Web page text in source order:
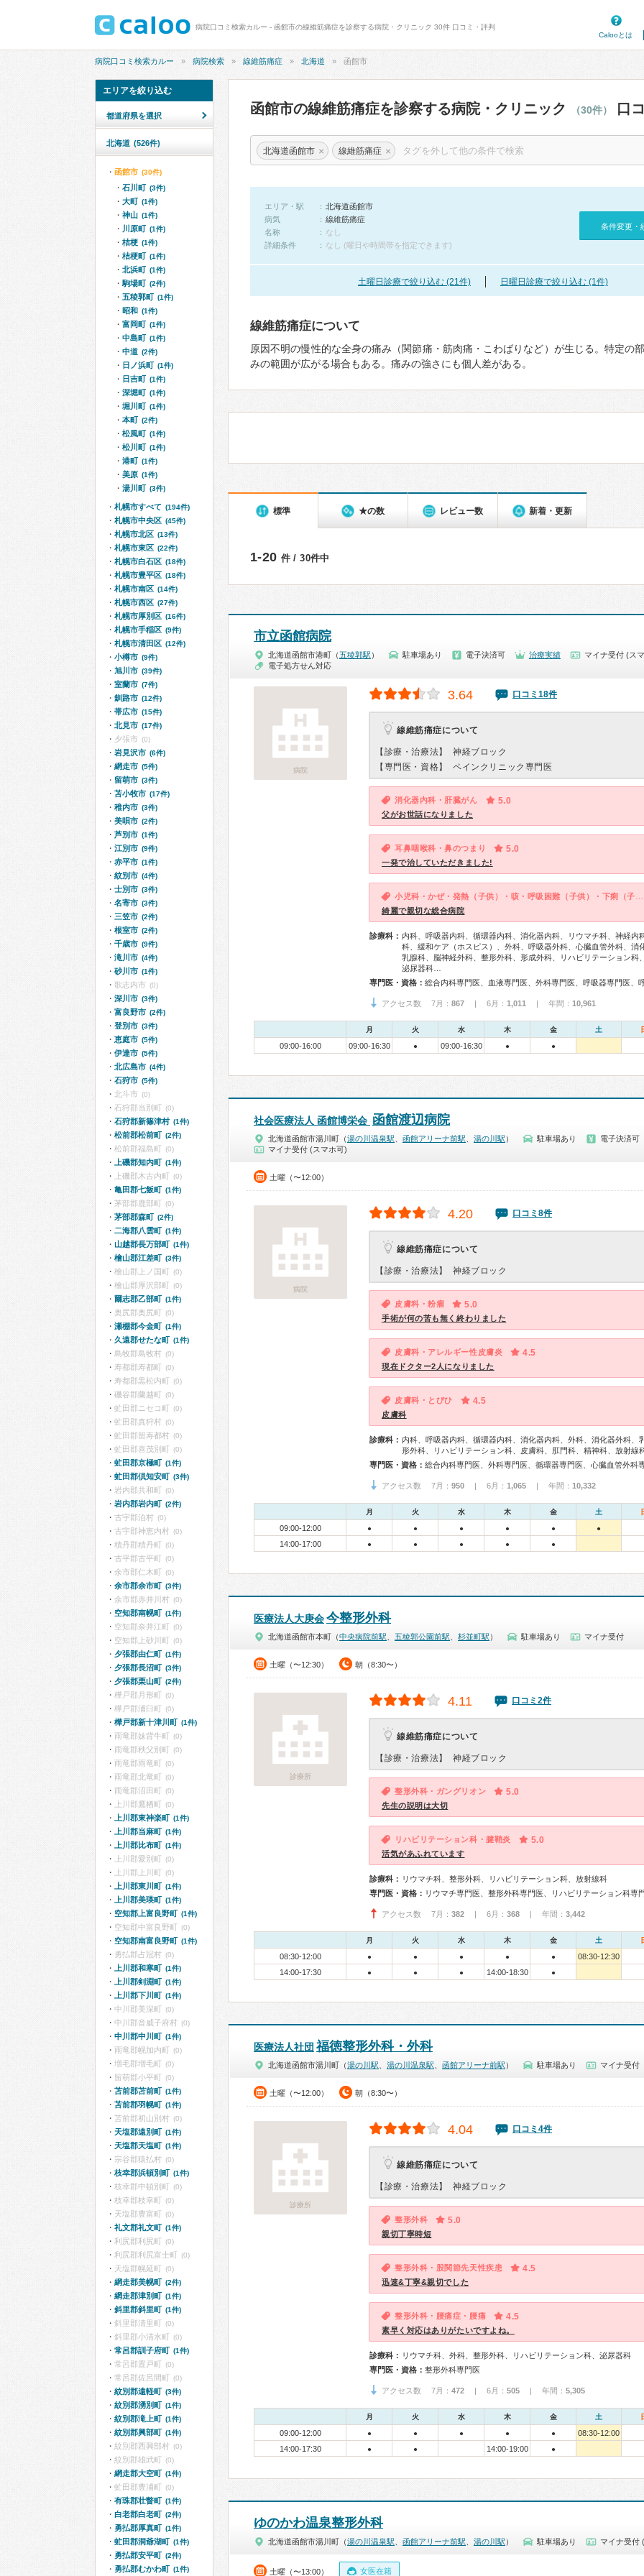
病院口コミ検索カルー - 函館市の線維筋痛症を診察する病院・クリニック 30件 口コミ・評判
Calooとは
病院口コミ検索カルー 病院検索 線維筋痛症 北海道 函館市
函館市の線維筋痛症を診察する病院・クリニック （30件） 口
北海道函館市 × 線維筋痛症 ×
エリア・駅
北海道函館市
病気
線維筋痛症
名称
なし
詳細条件
なし (曜日や時間帯を指定できます)
条件変更・
土曜日診療で絞り込む (21件) 日曜日診療で絞り込む (1件)
線維筋痛症について
原因不明の慢性的な全身の痛み（関節痛・筋肉痛・こわばりなど）が生じる。特定の
みの範囲が広がる場合もある。痛みの強さにも個人差がある。
標準 ★の数 レビュー数 新着・更新
1-20 件 / 30件中
市立函館病院
北海道函館市港町（五稜郭駅 ） 駐車場あり 電子決済可 治療実績
マイナ受付 (ス
電子処方せん対応
病院
3.64 口コミ18件
線維筋痛症について
【診療・治療法】
神経ブロック
【専門医・資格】
ペインクリニック専門医
消化器内科・肝臓がん 5.0
父がお世話になりました
耳鼻咽喉科・鼻のつまり 5.0
一発で治していただきました!
綺麗で親切な総合病院
診療科： 内科、呼吸器内科、循環器内科、消化器内科、リウマチ科、神経内
科、緩和ケア（ホスピス）、外科、呼吸器外科、心臓血管外科、消
乳腺科、脳神経外科、整形外科、形成外科、リハビリテーション科
泌尿器科…
専門医・資格：
アクセス数 7月： 867 | 6月： 1,011 | 年間： 10,961
月 火 水 木 金 土
09:00-16:00 09:00-16:30 ● 09:00-16:30 ● ●
社会医療法人 函館博栄会 函館渡辺病院
北海道函館市湯川町（湯の川温泉駅 函館アリーナ前駅 湯の川駅 ） 駐車場あり
電子決済可
マイナ受付 (スマホ可)
土曜（〜12:00）
病院
4.20 口コミ8件
線維筋痛症について
【診療・治療法】 神経ブロック
皮膚科・粉瘤 5.0
手術が何の苦も無く終わりました
皮膚科・アレルギー性皮膚炎 4.5
現在ドクター2人になりました
皮膚科・とびひ 4.5
皮膚科
診療科： 内科、呼吸器内科、循環器内科、消化器内科、外科、消化器外科、
形外科、リハビリテーション科、皮膚科、肛門科、精神科、放射線
専門医・資格：
アクセス数 7月： 950 | 6月： 1,065 | 年間： 10,332
月 火 水 木 金 土
09:00-12:00 ● ● ● ● ● ●
14:00-17:00 ● ● ● ● ●
医療法人大庚会今整形外科
北海道函館市本町（中央病院前駅 五稜郭公園前駅 杉並町駅 ） 駐車場あり マイナ受付
土曜（〜12:30） 朝（8:30〜）
診療所
4.11 口コミ2件
線維筋痛症について
【診療・治療法】 神経ブロック
整形外科・ガングリオン 5.0
先生の説明は大切
リハビリテーション科・腱鞘炎 5.0
活気があふれています
診療科： リウマチ科、整形外科、リハビリテーション科、放射線科
専門医・資格： リウマチ専門医、整形外科専門医、リハビリテーション科専
アクセス数 7月： 382 | 6月： 368 | 年間： 3,442
月 火 水 木 金 土
08:30-12:00 ● ● ● ● ●
08:30-12:30
14:00-17:30
● ● ● 14:00-18:30 ●
医療法人社団 福徳整形外科・外科
北海道函館市湯川町（湯の川駅 湯の川温泉駅 函館アリーナ前駅 ） 駐車場あり マイナ受付
土曜（〜12:00） 朝（8:30〜）
診療所
4.04 口コミ4件
線維筋痛症について
【診療・治療法】 神経ブロック
整形外科 5.0
親切丁寧時短
整形外科・股関節先天性疾患 4.5
迅速&丁寧&親切でした
整形外科・腰痛症・腰痛 4.5
素早く対応はありがたいですよね。
診療科： リウマチ科、外科、整形外科、リハビリテーション科、泌尿器科
専門医・資格： 整形外科専門医
アクセス数 7月： 472 | 6月： 505 | 年間： 5,305
月 火 水 木 金 土
09:00-12:00 ● ● ● ● ●
08:30-12:00
14:00-17:30
● ● 14:00-19:00 ●
ゆのかわ温泉整形外科
北海道函館市湯川町（湯の川温泉駅 函館アリーナ前駅 湯の川駅 ） 駐車場あり マイナ受付
土曜（〜13:00） 女医在籍
エリアを絞り込む
都道府県を選択
北海道 (526件)
函館市 (30件)
石川町 (3件)
大町 (1件)
神山 (1件)
川原町 (1件)
桔梗 (1件)
桔梗町 (1件)
北浜町 (1件)
駒場町 (2件)
五稜郭町 (1件)
昭和 (1件)
富岡町 (1件)
中島町 (1件)
中道 (2件)
日ノ浜町 (1件)
日吉町 (1件)
深堀町 (1件)
堀川町 (1件)
本町 (2件)
松風町 (1件)
松川町 (1件)
港町 (1件)
美原 (1件)
湯川町 (3件)
札幌市すべて (194件)
札幌市中央区 (45件)
札幌市北区 (13件)
札幌市東区 (22件)
札幌市白石区 (18件)
札幌市豊平区 (18件)
札幌市南区 (14件)
札幌市西区 (27件)
札幌市厚別区 (16件)
札幌市手稲区 (9件)
札幌市清田区 (12件)
小樽市 (9件)
旭川市 (39件)
室蘭市 (7件)
釧路市 (12件)
帯広市 (15件)
北見市 (17件)
夕張市 (0)
岩見沢市 (6件)
網走市 (5件)
留萌市 (3件)
苫小牧市 (17件)
稚内市 (3件)
美唄市 (2件)
芦別市 (1件)
江別市 (9件)
赤平市 (1件)
紋別市 (4件)
士別市 (3件)
名寄市 (3件)
三笠市 (2件)
根室市 (2件)
千歳市 (9件)
滝川市 (4件)
砂川市 (1件)
歌志内市 (0)
深川市 (3件)
富良野市 (2件)
登別市 (3件)
恵庭市 (5件)
伊達市 (5件)
北広島市 (4件)
石狩市 (5件)
北斗市 (0)
石狩郡当別町 (0)
石狩郡新篠津村 (1件)
松前郡松前町 (2件)
松前郡福島町 (0)
上磯郡知内町 (1件)
上磯郡木古内町 (0)
亀田郡七飯町 (1件)
茅部郡鹿部町 (0)
茅部郡森町 (2件)
二海郡八雲町 (1件)
山越郡長万部町 (1件)
檜山郡江差町 (3件)
檜山郡上ノ国町 (0)
檜山郡厚沢部町 (0)
爾志郡乙部町 (1件)
奥尻郡奥尻町 (0)
瀬棚郡今金町 (1件)
久遠郡せたな町 (1件)
島牧郡島牧村 (0)
寿都郡寿都町 (0)
寿都郡黒松内町 (0)
磯谷郡蘭越町 (0)
虻田郡ニセコ町 (0)
虻田郡真狩村 (0)
虻田郡留寿都村 (0)
虻田郡喜茂別町 (0)
虻田郡京極町 (1件)
虻田郡倶知安町 (3件)
岩内郡共和町 (0)
岩内郡岩内町 (2件)
古宇郡泊村 (0)
古宇郡神恵内村 (0)
積丹郡積丹町 (0)
古平郡古平町 (0)
余市郡仁木町 (0)
余市郡余市町 (3件)
余市郡赤井川村 (0)
空知郡南幌町 (1件)
空知郡奈井江町 (0)
空知郡上砂川町 (0)
夕張郡由仁町 (1件)
夕張郡長沼町 (3件)
夕張郡栗山町 (2件)
樺戸郡月形町 (0)
樺戸郡浦臼町 (0)
樺戸郡新十津川町 (1件)
雨竜郡妹背牛町 (0)
雨竜郡秩父別町 (0)
雨竜郡雨竜町 (0)
雨竜郡北竜町 (0)
雨竜郡沼田町 (0)
上川郡鷹栖町 (0)
上川郡東神楽町 (1件)
上川郡当麻町 (1件)
上川郡比布町 (1件)
上川郡愛別町 (0)
上川郡上川町 (0)
上川郡東川町 (1件)
上川郡美瑛町 (1件)
空知郡上富良野町 (1件)
空知郡中富良野町 (0)
空知郡南富良野町 (1件)
勇払郡占冠村 (0)
上川郡和寒町 (1件)
上川郡剣淵町 (1件)
上川郡下川町 (1件)
中川郡美深町 (0)
中川郡音威子府村 (0)
中川郡中川町 (1件)
雨竜郡幌加内町 (0)
増毛郡増毛町 (0)
留萌郡小平町 (0)
苫前郡苫前町 (1件)
苫前郡羽幌町 (1件)
苫前郡初山別村 (0)
天塩郡遠別町 (1件)
天塩郡天塩町 (1件)
宗谷郡猿払村 (0)
枝幸郡浜頓別町 (1件)
枝幸郡中頓別町 (0)
枝幸郡枝幸町 (0)
天塩郡豊富町 (0)
礼文郡礼文町 (1件)
利尻郡利尻町 (0)
利尻郡利尻富士町 (0)
天塩郡幌延町 (0)
網走郡美幌町 (2件)
網走郡津別町 (1件)
斜里郡斜里町 (1件)
斜里郡清里町 (0)
斜里郡小清水町 (0)
常呂郡訓子府町 (1件)
常呂郡置戸町 (0)
常呂郡佐呂間町 (0)
紋別郡遠軽町 (3件)
紋別郡湧別町 (1件)
紋別郡滝上町 (1件)
紋別郡興部町 (1件)
紋別郡西興部村 (0)
紋別郡雄武町 (0)
網走郡大空町 (1件)
虻田郡豊浦町 (0)
有珠郡壮瞥町 (1件)
白老郡白老町 (2件)
勇払郡厚真町 (1件)
虻田郡洞爺湖町 (1件)
勇払郡安平町 (2件)
勇払郡むかわ町 (1件)